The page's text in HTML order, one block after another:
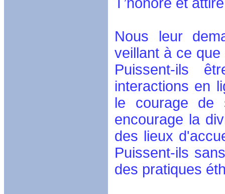
Nous leur
veillant à ce
Puissent-ils
interactions en
le courage de
encourage la
des lieux
Puissent-ils
des pratiques